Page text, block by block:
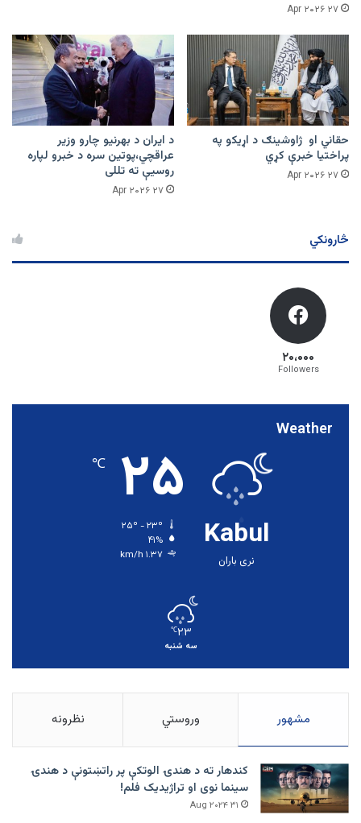
۲۷ Apr ۲۰۲۶
حقاني او ژاوشینګ د اړیکو په
پراختیا خبرې کړي
۲۷ Apr ۲۰۲۶
د ایران د بهرنیو چارو وزیر
عراقچي،پوتین سره د خبرو لپاره
روسیې ته تللی
۲۷ Apr ۲۰۲۶
څارونکي
۲۰،۰۰۰
Followers
Weather
Kabul
نری باران
۲۵ ℃
۴۱%
۱.۳۷ km/h
۲۳℃
سه شنبه
مشهور وروستي نظرونه
کندهار ته د هندۍ الوتکې پر راتښتونې د هندۍ
سینما نوی او تراژيديک فلم!
۳۱ Aug ۲۰۲۴